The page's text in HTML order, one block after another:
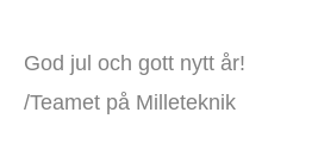
God jul och gott nytt år!
/Teamet på Milleteknik